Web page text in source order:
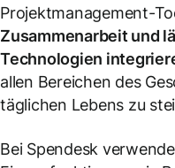
Projektmanagement-
Zusammenarbeit und
Technologien
allen Bereichen des
täglichen Lebens zu
Bei Spendesk